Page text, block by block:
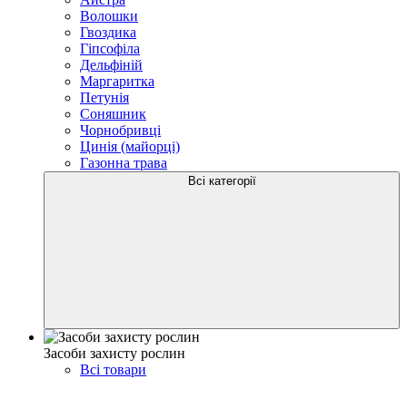
Волошки
Гвоздика
Гіпсофіла
Дельфіній
Маргаритка
Петунія
Соняшник
Чорнобривці
Цинія (майорці)
Газонна трава
Всі категорії
Засоби захисту рослин
Всі товари